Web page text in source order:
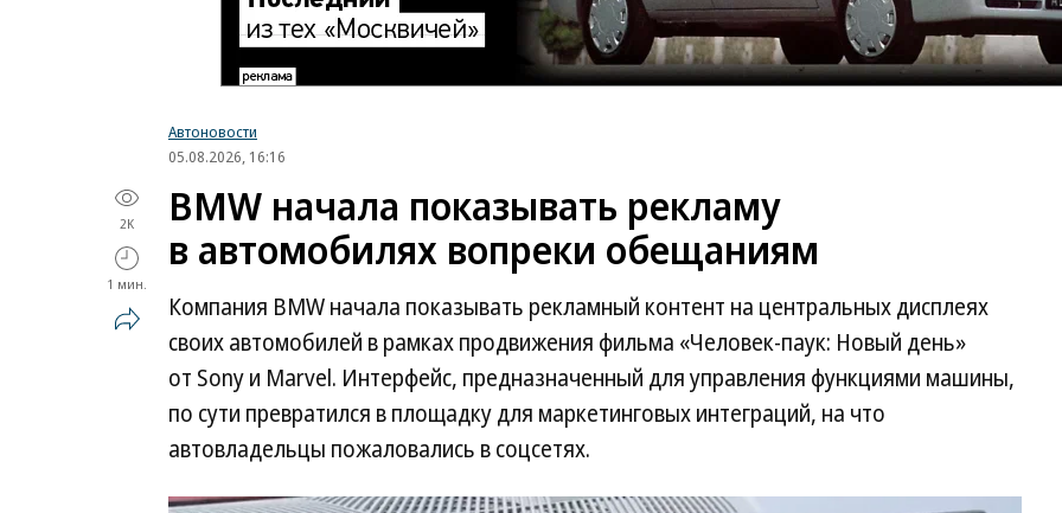
Автоновости
05.08.2026, 16:16
2K
1 мин.
BMW начала показывать рекламу
в автомобилях вопреки обещаниям
Компания BMW начала показывать рекламный контент на центральных дисплеях
своих автомобилей в рамках продвижения фильма «Человек-паук: Новый день»
от Sony и Marvel. Интерфейс, предназначенный для управления функциями машины,
по сути превратился в площадку для маркетинговых интеграций, на что
автовладельцы пожаловались в соцсетях.